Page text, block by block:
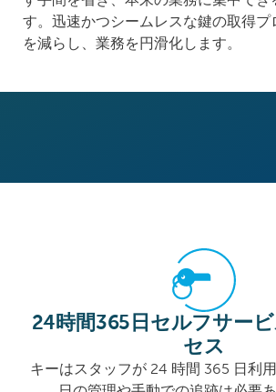
す。迅速かつシームレスな鍵の取得プ
を減らし、業務を円滑化します。
24時間365日セルフサー
セス
キーはスタッフが 24 時間 365 日利